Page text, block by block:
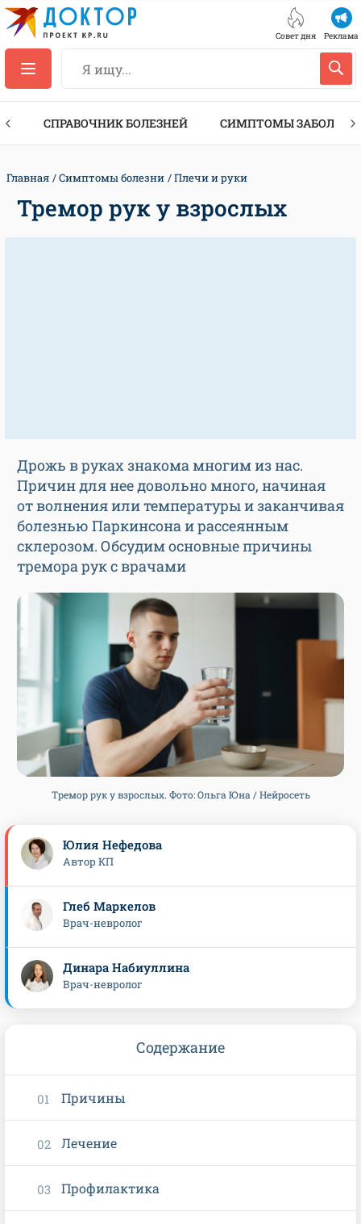
Совет дня Реклама
СПРАВОЧНИК БОЛЕЗНЕЙ СИМПТОМЫ
Главная Симптомы болезни Плечи и руки
Тремор рук у взрослых
Дрожь в руках знакома многим из нас.
Причин для нее довольно много, начиная
от волнения или температуры и заканчивая
болезнью Паркинсона и рассеянным
склерозом. Обсудим основные причины
тремора рук с врачами
Тремор рук у взрослых. Фото: Ольга Юна / Нейросеть
Юлия Нефедова
Автор КП
Глеб Маркелов
Врач-невролог
Динара Набиуллина
Врач-невролог
Содержание
Причины
Лечение
Профилактика